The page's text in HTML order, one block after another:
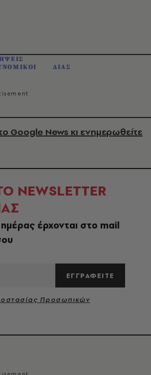
ΔΙΑΣ
Google News κι ενημερωθείτε
NEWSLETTER
έρχονται στο mail
ΕΓΓΡΑΦΕΙΤΕ
Προσωπικών